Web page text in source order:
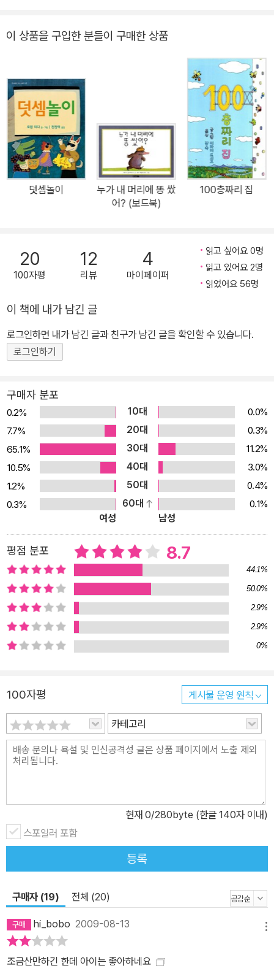
감동적으로 그려냈다. 아이에게 인생의 첫 순간을 꾸려 주기에 좋은
선물이 될 책이다. 프랑스의 심리학자이자 카피라이터로 활약 중인
안니 아고피앙이 엄마의 따뜻한 마음을 담아 재치 있는 솜씨로 글을
썼다. 그림을 그린 클레르 프라네크는 두 아이의 엄마로서 애정이 듬
뿍 묻어나는 색감의 그림을 그렸으며, 옮긴이 염미희는 이 책을 번역
하고 얼마 뒤에 두 번째 아이를 낳았다. 말하자면 한국판은 세 엄마가
관여하여 더욱 애틋하고 특별한 그림책이다. “너는 주위에서 일어나
는 모든 일들을 느껴. 넌 이미 존재하고 있고, 사랑받고 있어.” 태아는
따뜻한 공간 안에서 헤엄을 친다. 심장은 벌써 뛰고 있고, 엄마와 연결
된 탯줄을 단 채 둥실둥실 우주인처럼 떠다닌다. 점차 아기의 모습을
는 동안 아기도 엄마의 감정을 그대로 느끼게 된다. 아기는 모든 것을
느낀다. 눈과 코와 입과 머리가 자라는 걸 느낀다. 배꼽으로 양분을 받
아먹고 무럭무럭 자라, 이젠 웃기도 하고 찌푸리기도 하고, 손가락을
아빠에게 장난을 걸 때도 있다. 심지어 숨바꼭질까지도! 세상을 충분
히 느꼈을 때쯤, 오랫동안 작은 공간 안에 있다 보니 슬슬 지겨워진 아
기는, 드디어 세상으로 나갈 준비를 마친다. 이제 일주일도 안 남았다
는 글 뒤로 엄마의 하루하루와 태아의 성장을 담은 그림이 펼쳐진다.
엄마가 무엇을 하든, 누구와 어디에 있든, 언제나 아기와 함께 있는 모
습이 묘사되어 있다. 사랑스럽게 어우러진 글과 그림은 태아가 자라
는 동안, 온몸으로 세상을 느끼게 되는 그 모든 경이로운 시간들 내내
엄마 아빠를 비롯한 가족들 모두 ‘너’를 기다렸고, 이미 사랑하고 있었
다는 메시지를 잘 보여 준다. 한편, 중간중간 아기에 대한 온 가족의
코멘트가 수다스럽게 연출된 장면이 재미있다.
이 상품을 구입한 분들이 구매한 상품
덧셈놀이
누가 내 머리에 똥 쌌
어? (보드북)
100층짜리 집
20
100자평
12
리뷰
4
마이페이퍼
읽고 싶어요 0명
읽고 있어요 2명
읽었어요 56명
이 책에 내가 남긴 글
로그인하면 내가 남긴 글과 친구가 남긴 글을 확인할 수 있습니다.
로그인하기
구매자 분포
0.2% 10대
0.0%
7.7%
20대
0.3%
65.1%
30대
11.2%
10.5%
40대
3.0%
1.2%
50대
0.4%
0.3%
60대
0.1%
여성
남성
평점 분포 8.7
44.1%
50.0%
2.9%
2.9%
0%
100자평 게시물 운영 원칙
카테고리
현재 0/280byte (한글 140자 이내)
스포일러 포함
등록
구매자 (19) 전체 (20)
hi_bobo 2009-08-13
조금산만하긴 한데 아이는 좋아하네요